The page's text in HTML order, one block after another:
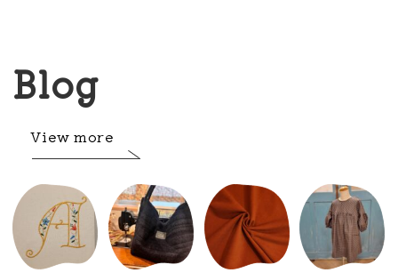
Blog
View more